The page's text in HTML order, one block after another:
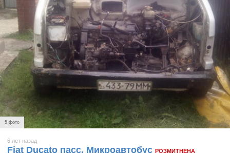
5 фото
6 лет назад
Fiat Ducato пасс. Микроавтобус РОЗМИТНЕНА